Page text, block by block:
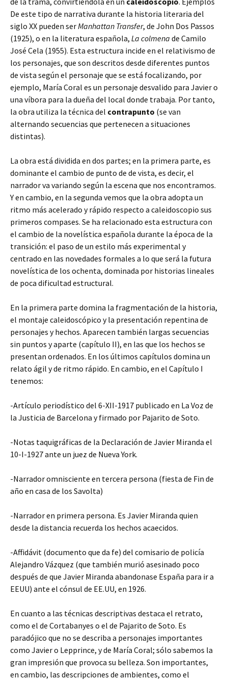
De este tipo de narrativa durante la historia literaria del
siglo XX pueden serManhattan Transfer, de John Dos Passos
(1925), o en la literatura española, La colmena de Camilo
José Cela (1955). Esta estructura incide en el relativismo de
los personajes, que son descritos desde diferentes puntos
de vista según el personaje que se está focalizando, por
ejemplo, María Coral es un personaje desvalido para Javier o
una víbora para la dueña del local donde trabaja. Por tanto,
la obra utiliza la técnica del contrapunto (se van
alternando secuencias que pertenecen a situaciones
distintas).
La obra está dividida en dos partes; en la primera parte, es
dominante el cambio de punto de de vista, es decir, el
narrador va variando según la escena que nos encontramos.
Y en cambio, en la segunda vemos que la obra adopta un
ritmo más acelerado y rápido respecto a caleidoscopio sus
primeros compases. Se ha relacionado esta estructura con
el cambio de la novelística española durante la época de la
transición: el paso de un estilo más experimental y
centrado en las novedades formales a lo que será la futura
novelística de los ochenta, dominada por historias lineales
de poca dificultad estructural.
En la primera parte domina la fragmentación de la historia,
el montaje caleidoscópico y la presentación repentina de
personajes y hechos. Aparecen también largas secuencias
sin puntos y aparte (capítulo II), en las que los hechos se
presentan ordenados. En los últimos capítulos domina un
relato ágil y de ritmo rápido. En cambio, en el Capítulo I
tenemos:
-Artículo periodístico del 6-XII-1917 publicado en La Voz de
la Justicia de Barcelona y firmado por Pajarito de Soto.
-Notas taquigráficas de la Declaración de Javier Miranda el
10-I-1927 ante un juez de Nueva York.
-Narrador omnisciente en tercera persona (fiesta de Fin de
año en casa de los Savolta)
-Narrador en primera persona. Es Javier Miranda quien
desde la distancia recuerda los hechos acaecidos.
-Affidávit (documento que da fe) del comisario de policía
Alejandro Vázquez (que también murió asesinado poco
después de que Javier Miranda abandonase España para ir a
EEUU) ante el cónsul de EE.UU, en 1926.
En cuanto a las técnicas descriptivas destaca el retrato,
como el de Cortabanyes o el de Pajarito de Soto. Es
paradójico que no se describa a personajes importantes
como Javier o Lepprince, y de María Coral; sólo sabemos la
gran impresión que provoca su belleza. Son importantes,
en cambio, las descripciones de ambientes, como el